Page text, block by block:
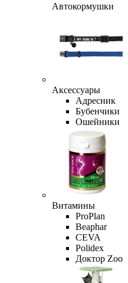
Автокормушки
Аксессуары
Адресник
Бубенчики
Ошейники
Витамины
ProPlan
Beaphar
CEVA
Polidex
Доктор Zoo